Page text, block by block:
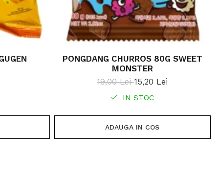
PONGDANG CHURROS 80G SWEET
MONSTER
19,00 Lei15,20 Lei
IN STOC
ADAUGA IN COS